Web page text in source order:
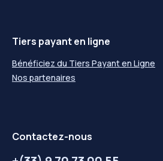
Tiers payant en ligne
Bénéficiez du Tiers Payant en Ligne
Nos partenaires
Contactez-nous